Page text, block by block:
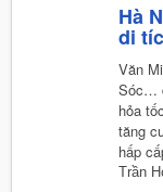
Hà
di
Văn
Sóc…
hỏa
tăng
hấp
Trần